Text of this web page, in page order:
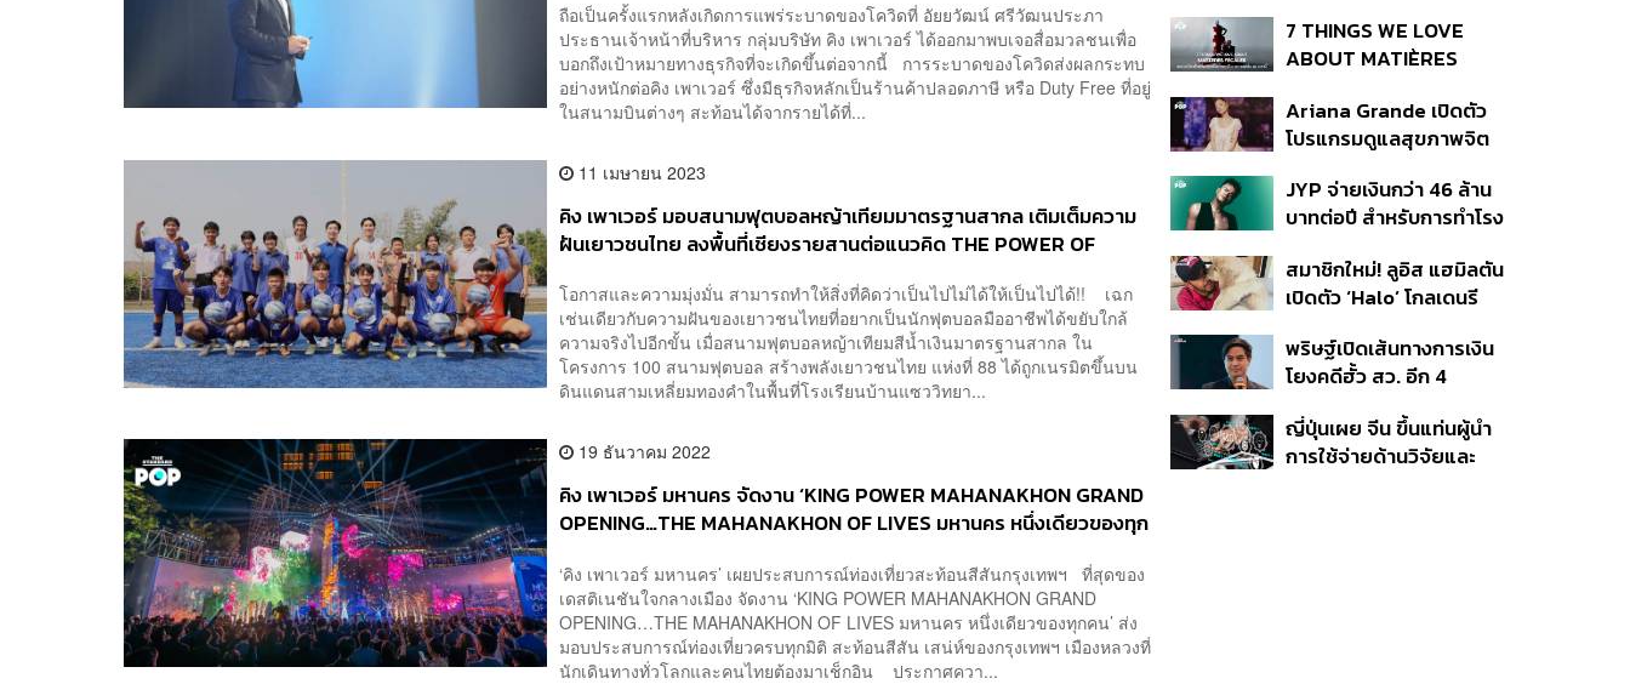
ถือเป็นครั้งแรกหลังเกิดการแพร่ระบาดของโควิดที่ อัยยวัฒน์ ศรีวัฒนประภา
ประธานเจ้าหน้าที่บริหาร กลุ่มบริษัท คิง เพาเวอร์ ได้ออกมาพบเจอสื่อมวลชนเพื่อ
บอกถึงเป้าหมายทางธุรกิจที่จะเกิดขึ้นต่อจากนี้ การระบาดของโควิดส่งผลกระทบ
อย่างหนักต่อคิง เพาเวอร์ ซึ่งมีธุรกิจหลักเป็นร้านค้าปลอดภาษี หรือ Duty Free ที่อยู่
ในสนามบินต่างๆ สะท้อนได้จากรายได้ที่...
11 เมษายน 2023
คิง เพาเวอร์ มอบสนามฟุตบอลหญ้าเทียมมาตรฐานสากล เติมเต็มความ
ฝันเยาวชนไทย ลงพื้นที่เชียงรายสานต่อแนวคิด THE POWER OF
โอกาสและความมุ่งมั่น สามารถทำให้สิ่งที่คิดว่าเป็นไปไม่ได้ให้เป็นไปได้!! เฉก
เช่นเดียวกับความฝันของเยาวชนไทยที่อยากเป็นนักฟุตบอลมืออาชีพได้ขยับใกล้
ความจริงไปอีกขั้น เมื่อสนามฟุตบอลหญ้าเทียมสีน้ำเงินมาตรฐานสากล ใน
โครงการ 100 สนามฟุตบอล สร้างพลังเยาวชนไทย แห่งที่ 88 ได้ถูกเนรมิตขึ้นบน
ดินแดนสามเหลี่ยมทองคำในพื้นที่โรงเรียนบ้านแซววิทยา...
19 ธันวาคม 2022
คิง เพาเวอร์ มหานคร จัดงาน ‘KING POWER MAHANAKHON GRAND
OPENING…THE MAHANAKHON OF LIVES มหานคร หนึ่งเดียวของทุก
‘คิง เพาเวอร์ มหานคร’ เผยประสบการณ์ท่องเที่ยวสะท้อนสีสันกรุงเทพฯ ที่สุดของ
เดสติเนชันใจกลางเมือง จัดงาน ‘KING POWER MAHANAKHON GRAND
OPENING…THE MAHANAKHON OF LIVES มหานคร หนึ่งเดียวของทุกคน’ ส่ง
มอบประสบการณ์ท่องเที่ยวครบทุกมิติ สะท้อนสีสัน เสน่ห์ของกรุงเทพฯ เมืองหลวงที่
นักเดินทางทั่วโลกและคนไทยต้องมาเช็กอิน ประกาศควา...
7 THINGS WE LOVE
ABOUT MATIÈRES
Ariana Grande เปิดตัว
โปรแกรมดูแลสุขภาพจิต
ดนตรี
JYP จ่ายเงินกว่า 46 ล้าน
บาทต่อปี สำหรับการทำโรง
สมาชิกใหม่! ลูอิส แฮมิลตัน
เปิดตัว ‘Halo’ โกลเดนรี
พริษฐ์เปิดเส้นทางการเงิน
โยงคดีฮั้ว สว. อีก 4
อำนาจเจริญโอนเงินให้เจ้า
หน้าที่ กกต. ฝ่ายสืบสวน
ญี่ปุ่นเผย จีน ขึ้นแท่นผู้นำ
การใช้จ่ายด้านวิจัยและ